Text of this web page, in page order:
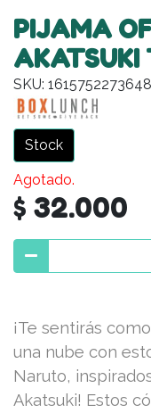
PIJAMA
AKATSUKI
SKU: 1615752273648
Stock
Agotado.
$ 32.000
¡Te sentirás
una nube con
Naruto,
Akatsuki! Estos